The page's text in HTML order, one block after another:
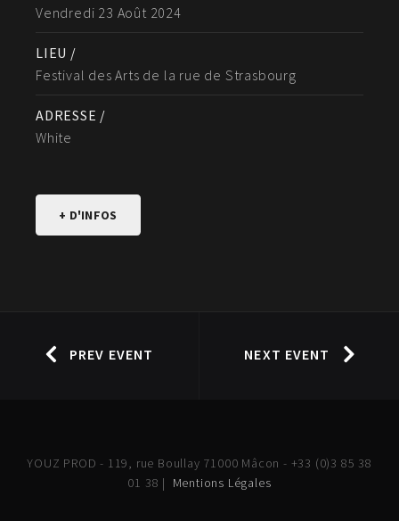
Vendredi 23 Août 2024
LIEU /
Festival des Arts de la rue de Strasbourg
ADRESSE /
White
+ D'INFOS
PREV EVENT NEXT EVENT
YOUZ PROD - 119, rue Boullay 71000 Mâcon - +33 (0)3 85 38
01 38 | Mentions Légales